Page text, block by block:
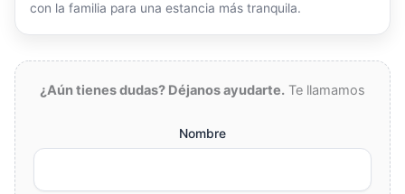
con la familia para una estancia más tranquila.
¿Aún tienes dudas? Déjanos ayudarte. Te llamamos
Nombre